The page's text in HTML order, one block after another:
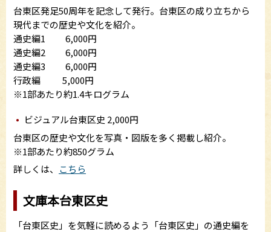
台東区発足50周年を記念して発行。台東区の成り立ちから
現代までの歴史や文化を紹介。
通史編1 6,000円
通史編2 6,000円
通史編3 6,000円
行政編 5,000円
※1部あたり約1.4キログラム
ビジュアル台東区史 2,000円
台東区の歴史や文化を写真・図版を多く掲載し紹介。
※1部あたり約850グラム
詳しくは、 こちら
文庫本台東区史
「台東区史」を気軽に読めるよう「台東区史」の通史編を